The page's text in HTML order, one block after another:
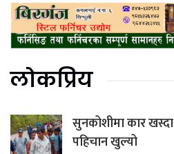
लोकप्रिय
सुनकोशीमा कार
पहिचान खुल्यो